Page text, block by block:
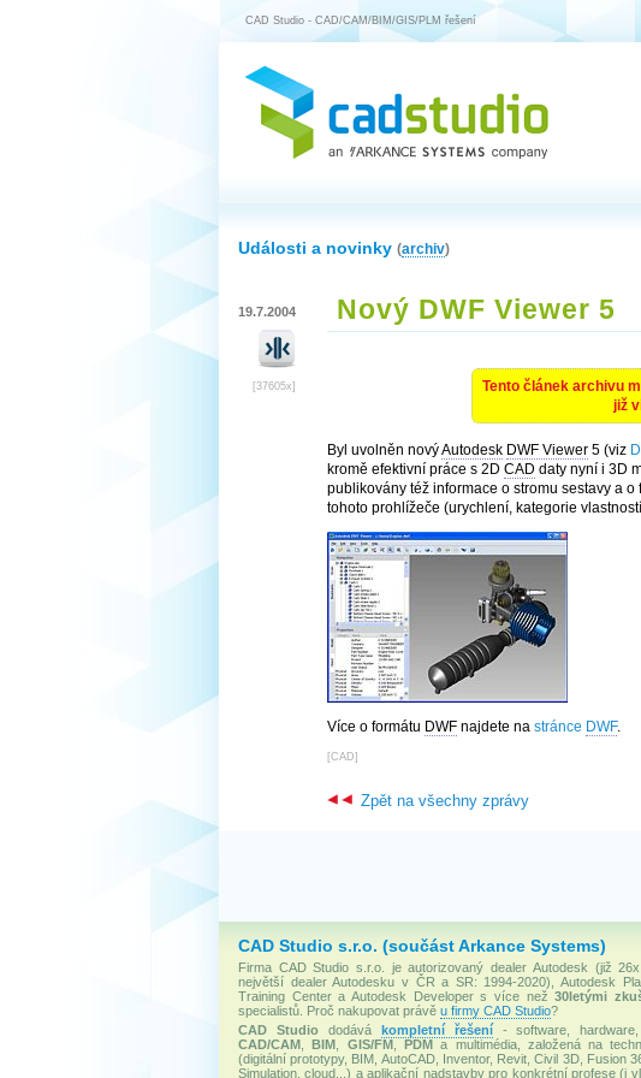
CAD Studio - CAD/CAM/BIM/GIS/PLM řešení
Události a novinky (archiv)
19.7.2004
[37605x]
Nový DWF Viewer 5
Tento článek archivu
již
Byl uvolněn novýAutodesk DWF Viewer 5 (viz
kromě efektivní práce s 2D CAD daty nyní i 3D
publikovány též informace o stromu sestavy a
tohoto prohlížeče (urychlení, kategorie
Více o formátu DWF najdete na stránce DWF.
[CAD]
Zpět na všechny zprávy
CAD Studio s.r.o. (součást Arkance Systems)
Firma CAD Studio s.r.o. je autorizovaný dealer Autodesk (již
největší dealer Autodesku v ČR a SR: 1994-2020), Autodesk
Training Center a Autodesk Developer s více než30letými
specialistů. Proč nakupovat právě u firmy CAD Studio?
CAD Studiododává kompletní řešení- software,
CAD/CAM ,BIM GIS/FM, PDMa multimédia, založená na
(digitální prototypy, BIM, AutoCAD, Inventor, Revit, Civil 3D, Fusion
Simulation, cloud...) a aplikační nadstavby pro konkrétní profese (i